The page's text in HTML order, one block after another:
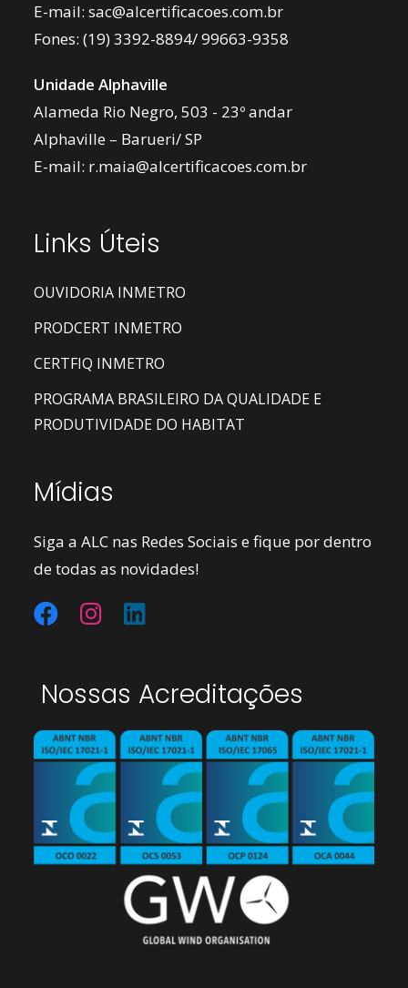
E-mail:sac@alcertificacoes.com.br
Fones:(19) 3392-8894/99663-9358
Unidade Alphaville
Alameda Rio Negro, 503 - 23º andar
Alphaville – Barueri/ SP
E-mail: r.maia@alcertificacoes.com.br
Links Úteis
OUVIDORIA INMETRO
PRODCERT INMETRO
CERTFIQ INMETRO
PROGRAMA BRASILEIRO DA QUALIDADE E
PRODUTIVIDADE DO HABITAT
Mídias
Siga a ALC nas Redes Sociais e fique por dentro
de todas as novidades!
Nossas Acreditações